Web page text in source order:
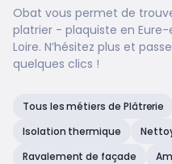
Obat vous permet de
platrier - plaquiste en
Loire. N’hésitez plus et
quelques clics !
Tous les métiers de Plâtrerie
Isolation thermique
Ravalement de façade